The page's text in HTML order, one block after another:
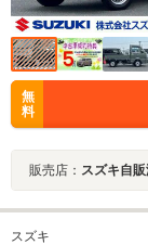
無
料
販売店： スズキ自
スズキ